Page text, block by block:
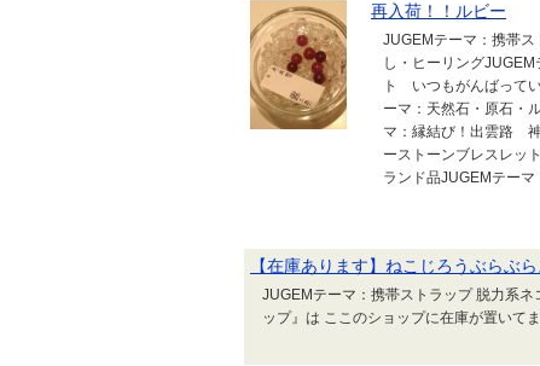
再入荷！！ルビー
JUGEMテーマ：携帯
し・ヒーリング
ト いつもがんばって
ーマ：天然石・原石・
マ：縁結び！出雲路
ーストーンブレスレッ
ランド品JUGEMテー
【在庫あります】ねこじろうぶらぶ
JUGEMテーマ：携帯ストラップ 脱力系
ップ』は ここのショップに在庫が置いて